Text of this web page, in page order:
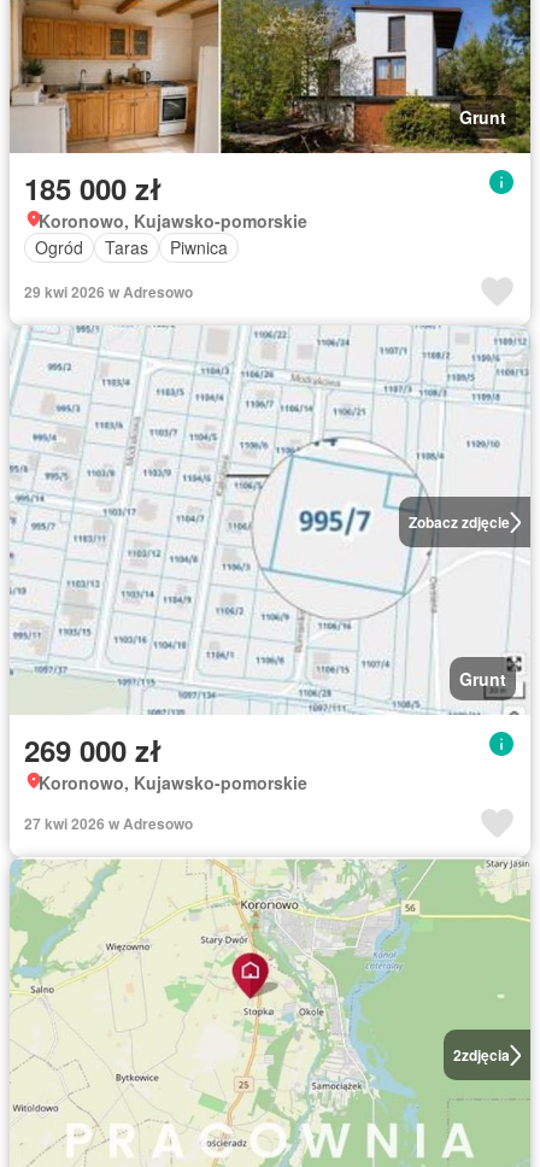
Grunt
185 000 zł
Koronowo, Kujawsko-pomorskie
Ogród
Taras Piwnica
29 kwi 2026 w Adresowo
Zobacz zdjęcie
Grunt
269 000 zł
Koronowo, Kujawsko-pomorskie
27 kwi 2026 w Adresowo
2zdjęcia